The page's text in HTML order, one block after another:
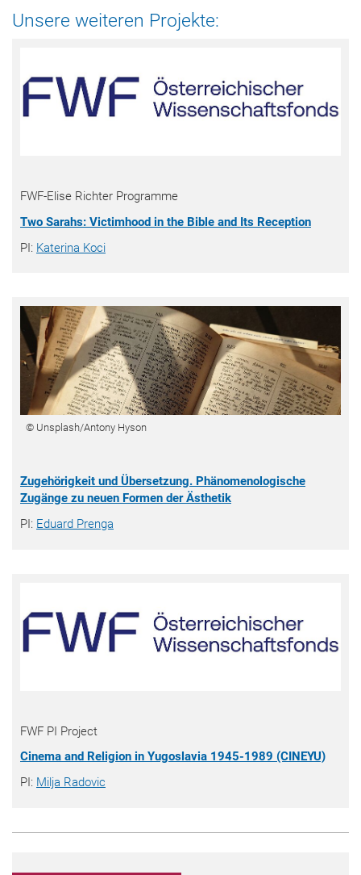
Unsere weiteren Projekte:
FWF-Elise Richter Programme
Two Sarahs: Victimhood in the Bible and Its Reception
PI: Katerina Koci
© Unsplash/Antony Hyson
Zugehörigkeit und Übersetzung. Phänomenologische
Zugänge zu neuen Formen der Ästhetik
PI: Eduard Prenga
FWF PI Project
Cinema and Religion in Yugoslavia 1945-1989 (CINEYU)
PI: Milja Radovic